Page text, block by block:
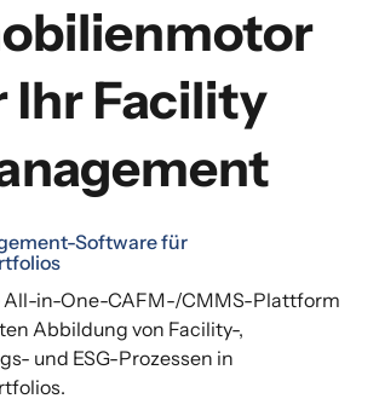
Ihr Facility
Software für
All-in-One-CAFM-/CMMS-Plattform
Abbildung von Facility-,
und ESG-Prozessen in